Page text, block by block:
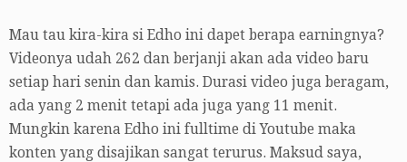
Mau tau kira-kira si Edho ini dapet berapa earningnya?
Videonya udah 262 dan berjanji akan ada video baru
setiap hari senin dan kamis. Durasi video juga beragam,
ada yang 2 menit tetapi ada juga yang 11 menit.
Mungkin karena Edho ini fulltime di Youtube maka
konten yang disajikan sangat terurus. Maksud saya,